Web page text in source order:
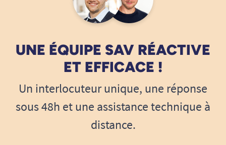
UNE ÉQUIPE SAV RÉACTIVE
ET EFFICACE !
Un interlocuteur unique, une réponse
sous 48h et une assistance technique à
distance.